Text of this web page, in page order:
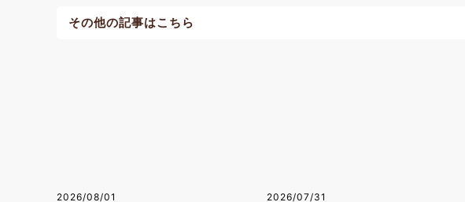
その他の記事はこちら
2026/08/01 2026/07/31